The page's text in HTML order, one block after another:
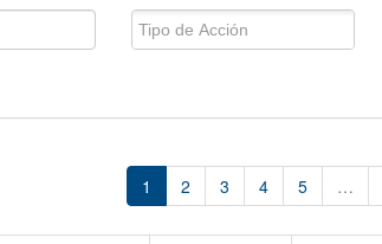
1 2 3 4 5 …